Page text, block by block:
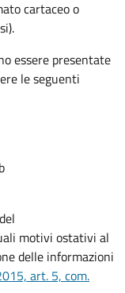
cartaceo o
essere presentate
le seguenti
motivi ostativi al
delle informazioni
art. 5, com.